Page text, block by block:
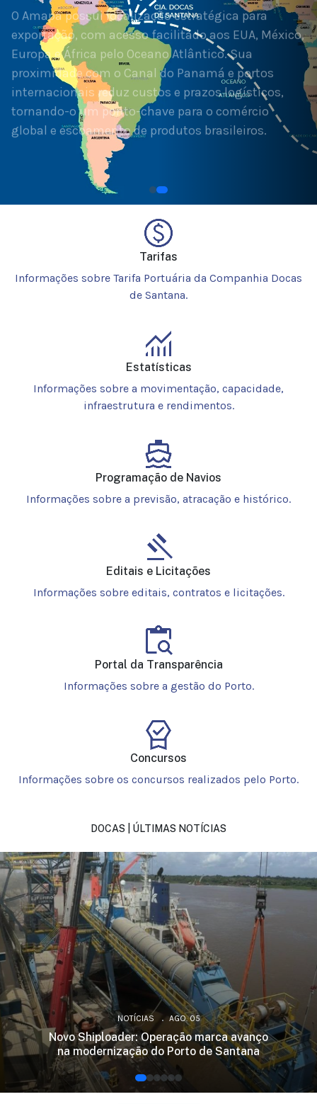
exportação, com acesso facilitado aos EUA, México,
Europa e África pelo Oceano Atlântico. Sua
proximidade com o Canal do Panamá e portos
internacionais reduz custos e prazos logísticos,
tornando-o um ponto-chave para o comércio
global e escoamento de produtos brasileiros.
Tarifas
Informações sobre Tarifa Portuária da Companhia Docas
de Santana.
Estatísticas
Informações sobre a movimentação, capacidade,
infraestrutura e rendimentos.
Programação de Navios
Informações sobre a previsão, atracação e histórico.
Editais e Licitações
Informações sobre editais, contratos e licitações.
Portal da Transparência
Informações sobre a gestão do Porto.
Concursos
Informações sobre os concursos realizados pelo Porto.
DOCAS | ÚLTIMAS NOTÍCIAS
NOTÍCIAS AGO. 05
Novo Shiploader: Operação marca avanço
na modernização do Porto de Santana